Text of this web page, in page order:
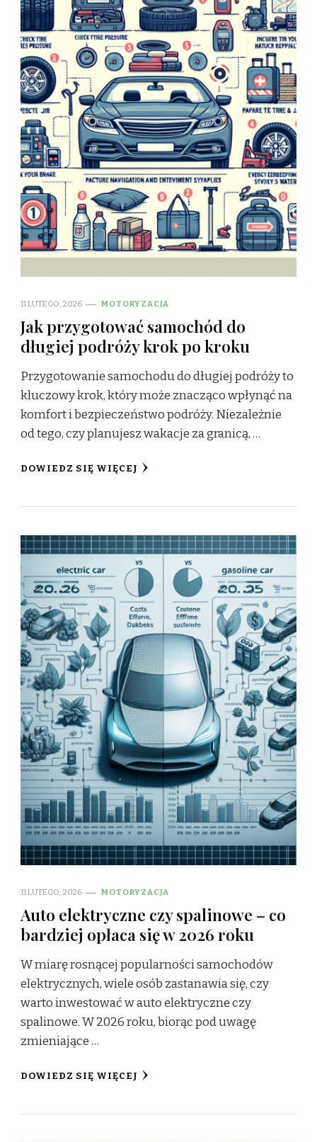
11 LUTEGO, 2026 MOTORYZACJA
Jak przygotować samochód do
długiej podróży krok po kroku
Przygotowanie samochodu do długiej podróży to
kluczowy krok, który może znacząco wpłynąć na
komfort i bezpieczeństwo podróży. Niezależnie
od tego, czy planujesz wakacje za granicą, …
DOWIEDZ SIĘ WIĘCEJ
11 LUTEGO, 2026 MOTORYZACJA
Auto elektryczne czy spalinowe – co
bardziej opłaca się w 2026 roku
W miarę rosnącej popularności samochodów
elektrycznych, wiele osób zastanawia się, czy
warto inwestować w auto elektryczne czy
spalinowe. W 2026 roku, biorąc pod uwagę
zmieniające …
DOWIEDZ SIĘ WIĘCEJ